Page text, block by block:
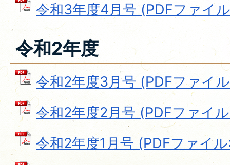
令和3年度4月号 (PDFファイ
令和2年度
令和2年度3月号 (PDFファイ
令和2年度2月号 (PDFファイ
令和2年度1月号 (PDFファイル